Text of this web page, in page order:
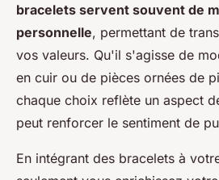
bracelets servent souvent de
personnelle, permettant de
vos valeurs. Qu'il s'agisse de
en cuir ou de pièces ornées de
chaque choix reflète un aspect
peut renforcer le sentiment de
En intégrant des bracelets à